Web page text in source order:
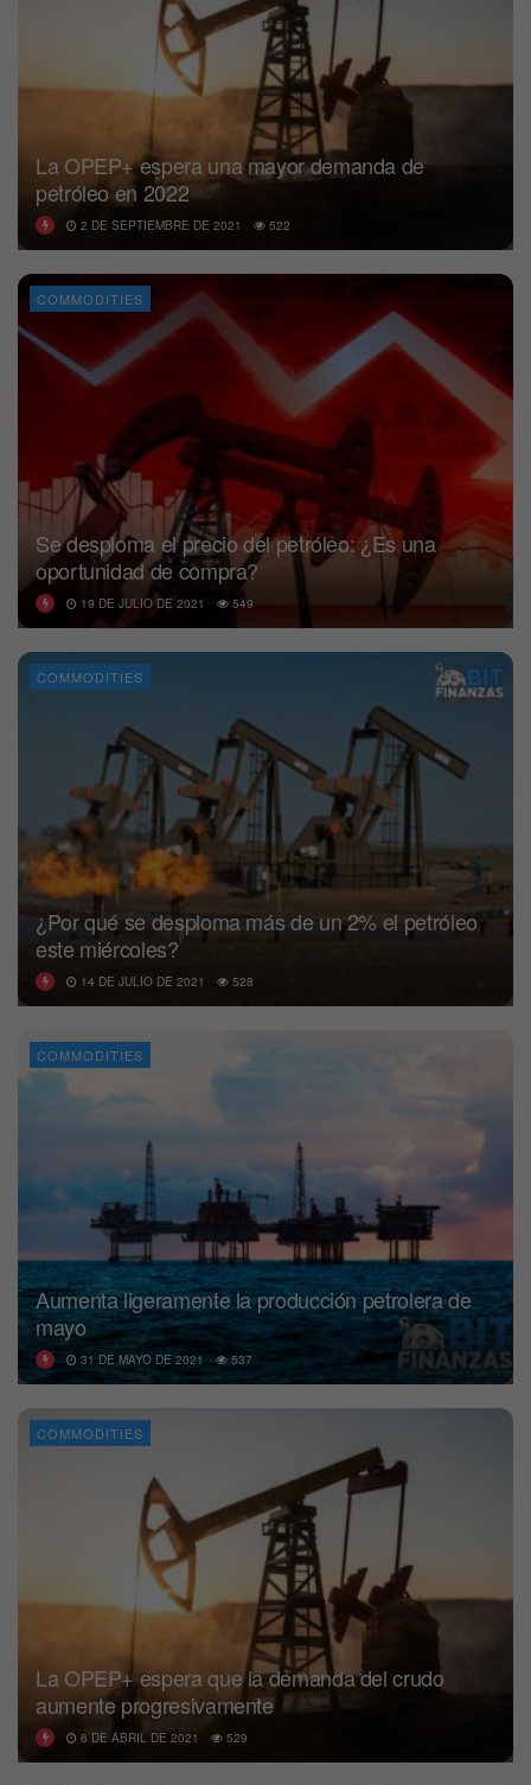
La OPEP+ espera una mayor demanda de
petróleo en 2022
2 DE SEPTIEMBRE DE 2021 522
COMMODITIES
Se desploma el precio del petróleo: ¿Es una
oportunidad de compra?
19 DE JULIO DE 2021 549
COMMODITIES
¿Por qué se desploma más de un 2% el petróleo
este miércoles?
14 DE JULIO DE 2021 528
COMMODITIES
Aumenta ligeramente la producción petrolera de
mayo
31 DE MAYO DE 2021 537
COMMODITIES
La OPEP+ espera que la demanda del crudo
aumente progresivamente
6 DE ABRIL DE 2021 529